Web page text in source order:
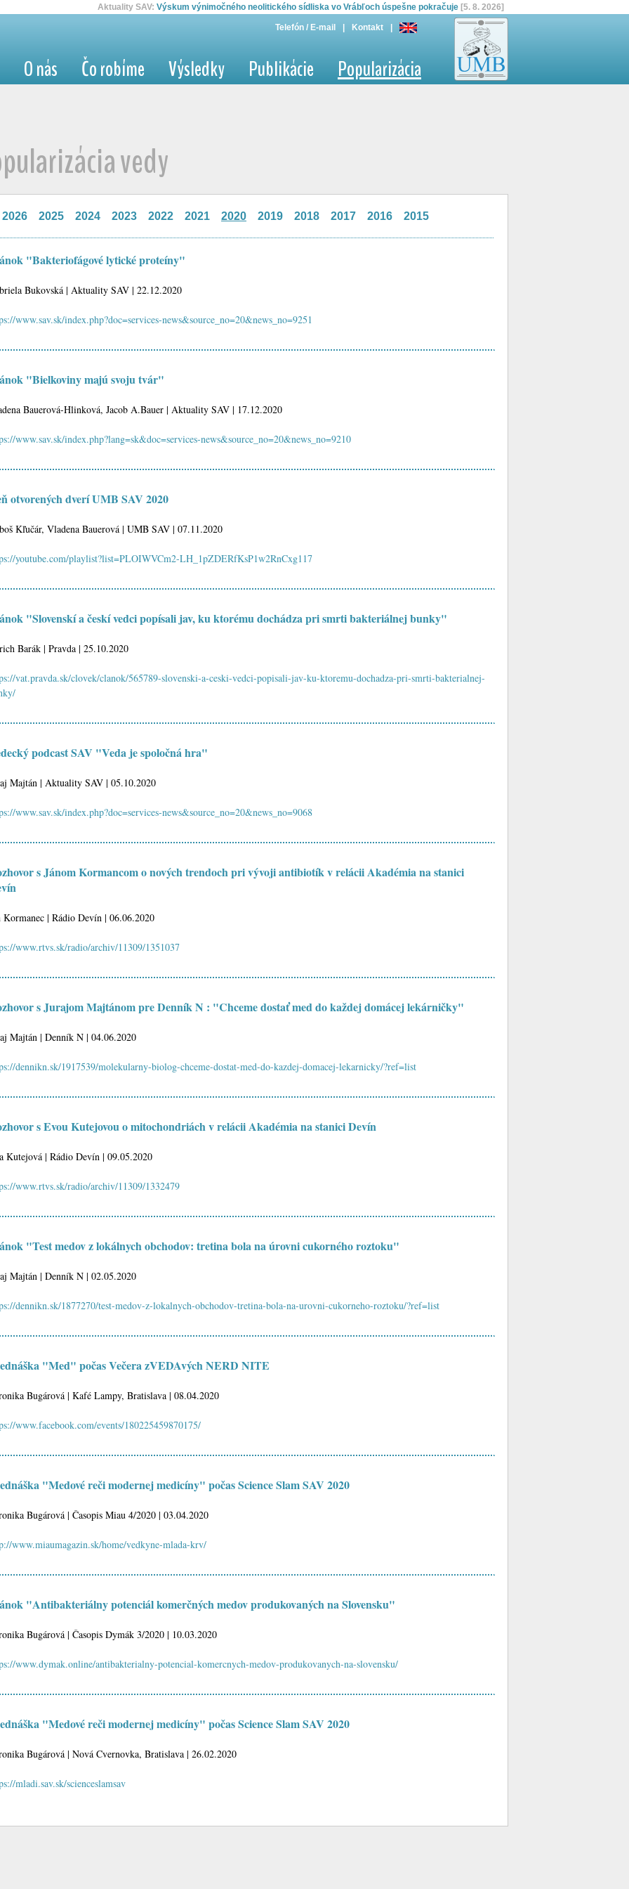
Aktuality SAV: Výskum výnimočného neolitického sídliska vo Vrábľoch úspešne pokračuje [5. 8. 2026]
[31. 7. 2026]
Telefón / E-mail
Kontakt
O nás Čo robíme Výsledky Publikácie Popularizácia
vedy
2026 2025 2024 2023 2022 2021 2020 2019 2018 2017 2016 2015
"Bakteriofágové lytické proteíny"
Bukovská | Aktuality SAV | 22.12.2020
www.sav.sk/index.php?doc=services-news&source_no=20&news_no=9251
"Bielkoviny majú svoju tvár"
Bauerová-Hlinková, Jacob A.Bauer | Aktuality SAV | 17.12.2020
www.sav.sk/index.php?lang=sk&doc=services-news&source_no=20&news_no=9210
otvorených dverí UMB SAV 2020
Kľučár, Vladena Bauerová | UMB SAV | 07.11.2020
youtube.com/playlist?list=PLOIWVCm2-LH_1pZDERfKsP1w2RnCxg117
"Slovenskí a českí vedci popísali jav, ku ktorému dochádza pri smrti bakteriálnej bunky"
Barák | Pravda | 25.10.2020
vat.pravda.sk/clovek/clanok/565789-slovenski-a-ceski-vedci-popisali-jav-ku-ktoremu-dochadza-pri-smrti-bakterialnej-
podcast SAV "Veda je spoločná hra"
Majtán | Aktuality SAV | 05.10.2020
www.sav.sk/index.php?doc=services-news&source_no=20&news_no=9068
s Jánom Kormancom o nových trendoch pri vývoji antibiotík v relácii Akadémia na stanici
Kormanec | Rádio Devín | 06.06.2020
www.rtvs.sk/radio/archiv/11309/1351037
s Jurajom Majtánom pre Denník N : "Chceme dostať med do každej domácej lekárničky"
Majtán | Denník N | 04.06.2020
dennikn.sk/1917539/molekularny-biolog-chceme-dostat-med-do-kazdej-domacej-lekarnicky/?ref=list
s Evou Kutejovou o mitochondriách v relácii Akadémia na stanici Devín
Kutejová | Rádio Devín | 09.05.2020
www.rtvs.sk/radio/archiv/11309/1332479
"Test medov z lokálnych obchodov: tretina bola na úrovni cukorného roztoku"
Majtán | Denník N | 02.05.2020
dennikn.sk/1877270/test-medov-z-lokalnych-obchodov-tretina-bola-na-urovni-cukorneho-roztoku/?ref=list
"Med" počas Večera zVEDAvých NERD NITE
Bugárová | Kafé Lampy, Bratislava | 08.04.2020
www.facebook.com/events/180225459870175/
"Medové reči modernej medicíny" počas Science Slam SAV 2020
Bugárová | Časopis Miau 4/2020 | 03.04.2020
www.miaumagazin.sk/home/vedkyne-mlada-krv/
"Antibakteriálny potenciál komerčných medov produkovaných na Slovensku"
Bugárová | Časopis Dymák 3/2020 | 10.03.2020
www.dymak.online/antibakterialny-potencial-komercnych-medov-produkovanych-na-slovensku/
"Medové reči modernej medicíny" počas Science Slam SAV 2020
Bugárová | Nová Cvernovka, Bratislava | 26.02.2020
mladi.sav.sk/scienceslamsav